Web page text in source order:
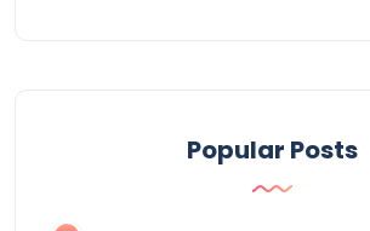
Popular Posts